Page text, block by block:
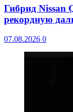
Гибрид Nissan
рекордную
07.08.2026 0